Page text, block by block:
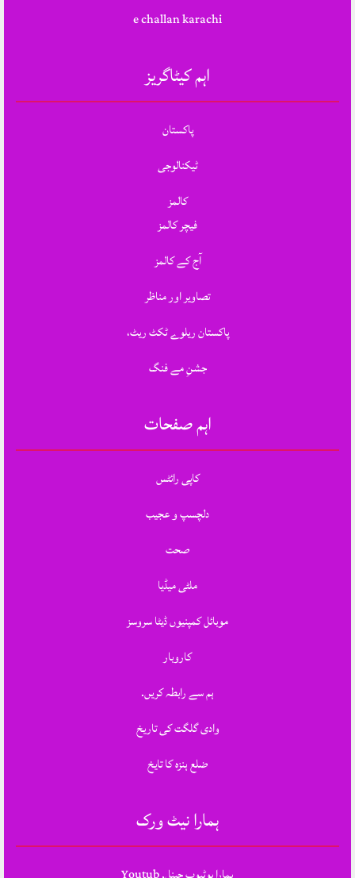
e challan karachi
اہم کیٹاگریز
پاکستان
ٹیکنالوجی
کالمز
فیچر کالمز
آج کے کالمز
تصاویر اور مناظر
پاکستان ریلوے ٹکٹ ریٹ،
جشنِ مے فنگ
اہم صفحات
کاپی رائٹس
دلچسپ و عجیب
صحت
ملٹی میڈیا
موبائل کمپنیوں ڈیٹا سروسز
کاروبار
ہم سے رابطہ کریں.
وادی گلگت کی تاریخ
ضلع ہنزہ کا تایخ
ہمارا نیٹ ورک